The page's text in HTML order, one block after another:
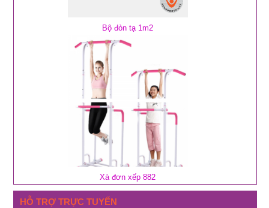
Bộ đòn tạ 1m2
Xà đơn xếp 882
HỖ TRỢ TRỰC TUYẾN